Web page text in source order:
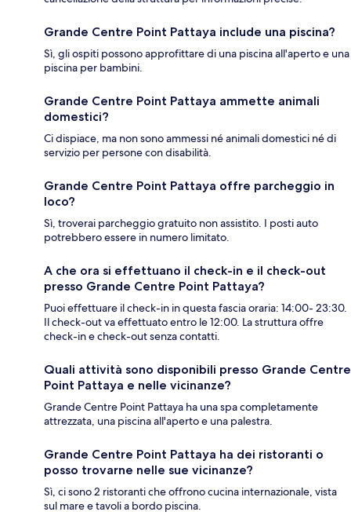
Grande Centre Point Pattaya include una piscina?
Sì, gli ospiti possono approfittare di una piscina all'aperto e una
piscina per bambini.
Grande Centre Point Pattaya ammette animali
domestici?
Ci dispiace, ma non sono ammessi né animali domestici né di
servizio per persone con disabilità.
Grande Centre Point Pattaya offre parcheggio in
loco?
Sì, troverai parcheggio gratuito non assistito. I posti auto
potrebbero essere in numero limitato.
A che ora si effettuano il check-in e il check-out
presso Grande Centre Point Pattaya?
Puoi effettuare il check-in in questa fascia oraria: 14:00- 23:30.
Il check-out va effettuato entro le 12:00. La struttura offre
check-in e check-out senza contatti.
Quali attività sono disponibili presso Grande Centre
Point Pattaya e nelle vicinanze?
Grande Centre Point Pattaya ha una spa completamente
attrezzata, una piscina all'aperto e una palestra.
Grande Centre Point Pattaya ha dei ristoranti o
posso trovarne nelle sue vicinanze?
Sì, ci sono 2 ristoranti che offrono cucina internazionale, vista
sul mare e tavoli a bordo piscina.